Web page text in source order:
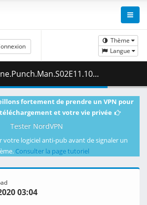
Thème
Langue
Ray.10-Bit.Dual-Audio.DTS-HD.x265-iAHD.mkv.001 ( 470.26 MB )
fortement de prendre un VPN pour
et votre vie privée
Tester NordVPN
votre logiciel anti-pub avant de signaler un
Consulter la page tutoriel
03:04